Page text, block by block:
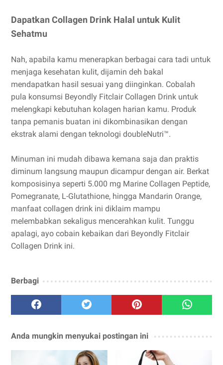
Dapatkan Collagen Drink Halal untuk Kulit
Sehatmu
Nah, apabila kamu menerapkan berbagai cara tadi untuk
menjaga kesehatan kulit, dijamin deh bakal
mendapatkan hasil sesuai yang diinginkan. Cobalah
pula konsumsi Beyondly Fitclair Collagen Drink untuk
melengkapi kebutuhan kolagen harian kamu. Produk
tanpa pemanis buatan ini dikombinasikan dengan
ekstrak alami dengan teknologi doubleNutri™.
Minuman ini mudah dibawa kemana saja dan praktis
diminum langsung maupun dicampur dengan air. Berkat
komposisinya seperti 5.000 mg Marine Collagen Peptide,
Pomegranate, L-Glutathione, hingga Mandarin Orange,
manfaat collagen drink ini diklaim mampu
melembabkan sekaligus mencerahkan kulit. Tunggu
apalagi, ayo cobain kebaikan dari Beyondly Fitclair
Collagen Drink ini.
Berbagi
Anda mungkin menyukai postingan ini